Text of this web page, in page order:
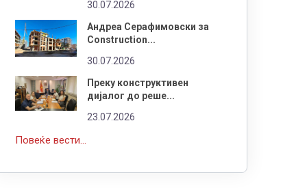
30.07.2026
Андреа Серафимовски за
Construction...
30.07.2026
Преку конструктивен
дијалог до реше...
23.07.2026
Повеќе вести...